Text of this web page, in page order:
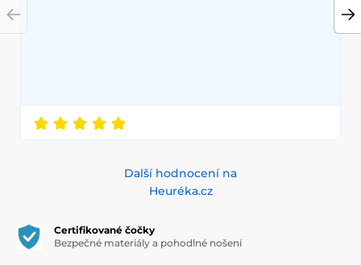
Další hodnocení na
Heuréka.cz
Certifikované čočky
Bezpečné materiály a pohodlné nošení